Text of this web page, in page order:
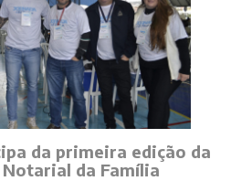
da primeira edição da
Notarial da Família